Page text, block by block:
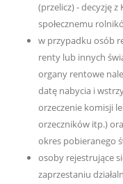
(przelicz) - decyzję
społecznemu
w przypadku osób
renty lub innych
organy rentowe
datę nabycia i
orzeczenie komisji
orzeczników itp.)
okres pobieranego
osoby rejestrujące
zaprzestaniu